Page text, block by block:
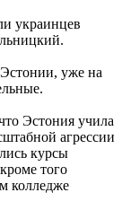
украинцев
уже на
Эстония учила
агрессии
курсы
того
колледже